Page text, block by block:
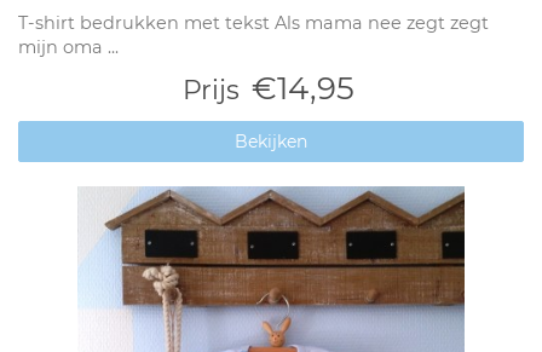
T-shirt bedrukken met tekst Als mama nee zegt zegt
mijn oma ...
Prijs €14,95
Bekijken